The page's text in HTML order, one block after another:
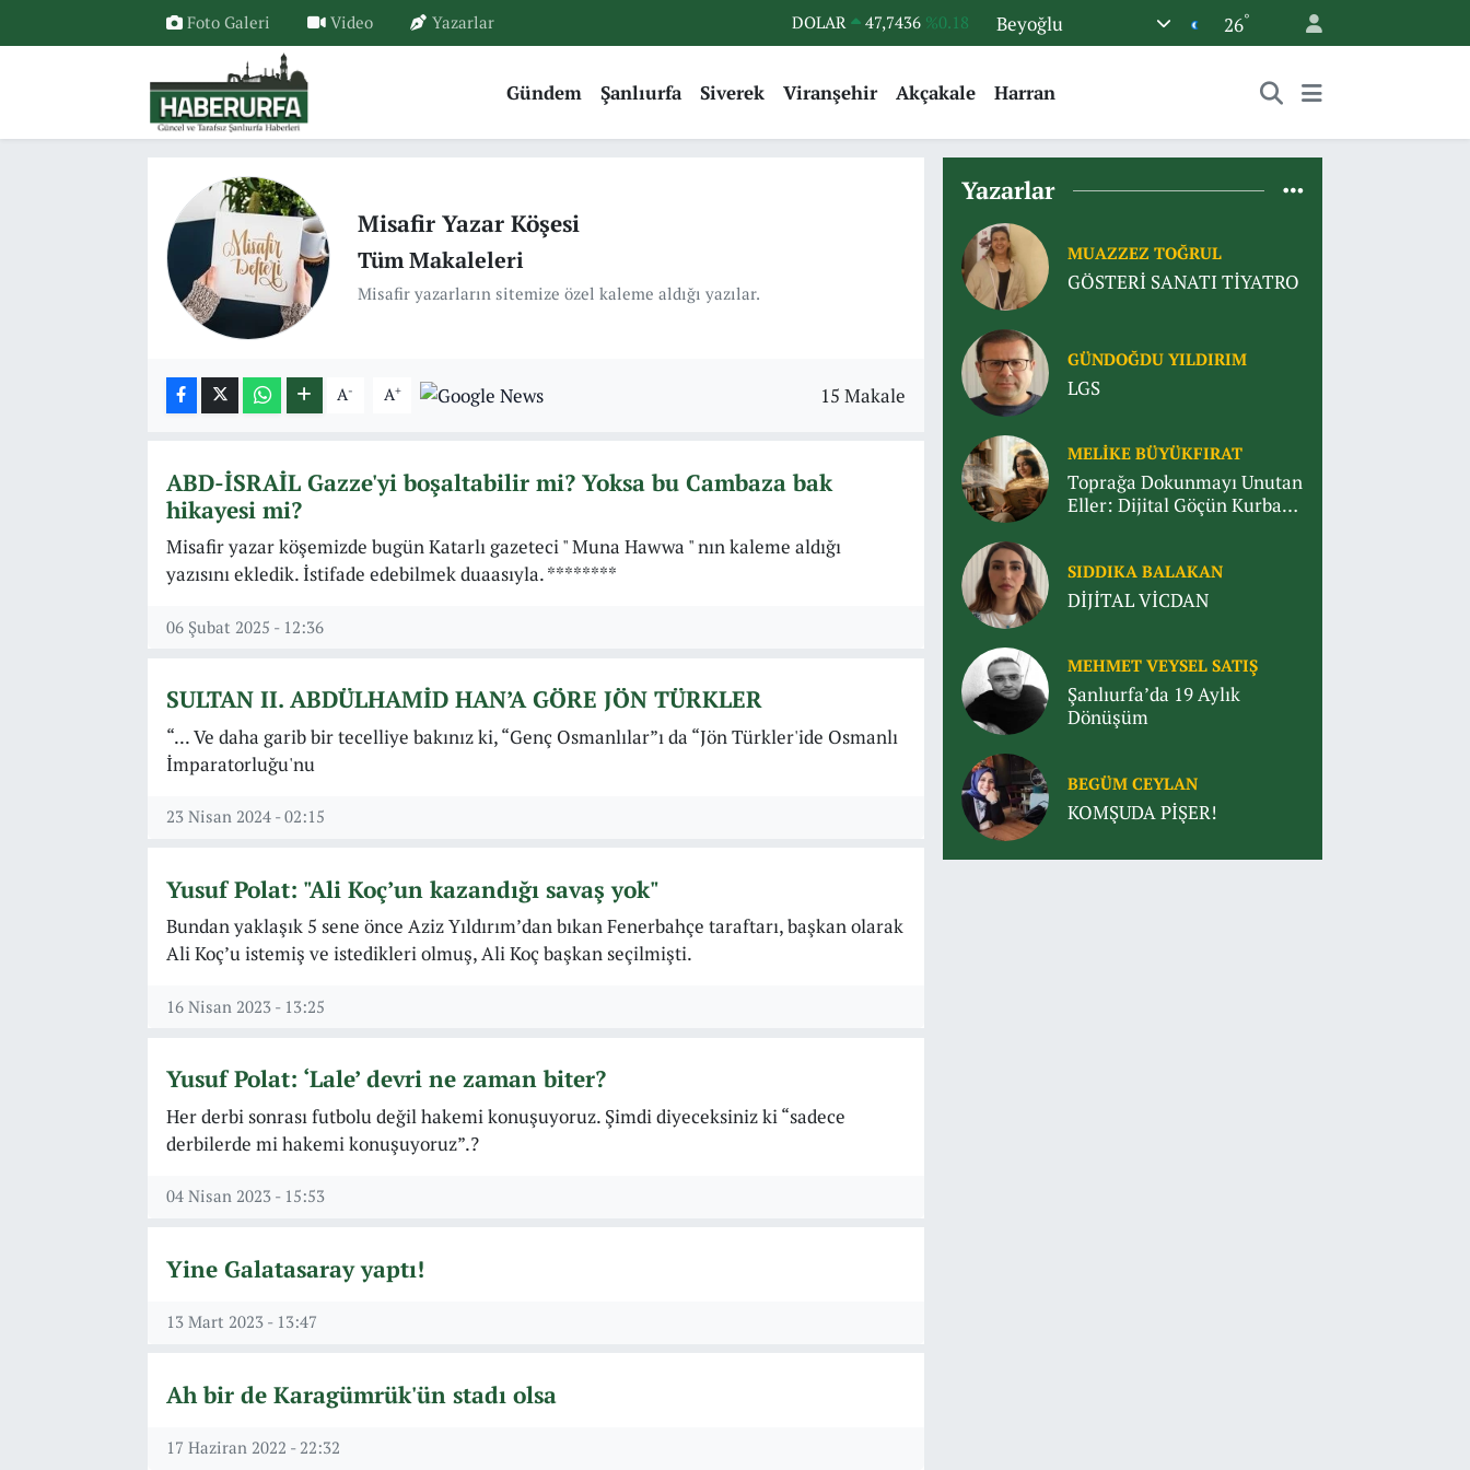
Foto Galeri Video Yazarlar DOLAR 47,7436 %0.18
STERLİN
64,4811 %0.38
GRAM ALTIN
6660.55 %0.03
%-14
Beyoğlu 26°
Gündem Şanlıurfa Siverek Viranşehir Akçakale Harran
Misafir Yazar Köşesi
Tüm Makaleleri
Misafir yazarların sitemize özel kaleme aldığı yazılar.
A- A+ 15 Makale
ABD-İSRAİL Gazze'yi boşaltabilir mi? Yoksa bu Cambaza bak
hikayesi mi?
Misafir yazar köşemizde bugün Katarlı gazeteci " Muna Hawwa " nın kaleme aldığı
yazısını ekledik. İstifade edebilmek duaasıyla. ********
06 Şubat 2025 - 12:36
SULTAN II. ABDÜLHAMİD HAN’A GÖRE JÖN TÜRKLER
“... Ve daha garib bir tecelliye bakınız ki, “Genç Osmanlılar”ı da “Jön Türkler'ide Osmanlı
İmparatorluğu'nu
23 Nisan 2024 - 02:15
Yusuf Polat: "Ali Koç’un kazandığı savaş yok"
Bundan yaklaşık 5 sene önce Aziz Yıldırım’dan bıkan Fenerbahçe taraftarı, başkan olarak
Ali Koç’u istemiş ve istedikleri olmuş, Ali Koç başkan seçilmişti.
16 Nisan 2023 - 13:25
Yusuf Polat: ‘Lale’ devri ne zaman biter?
Her derbi sonrası futbolu değil hakemi konuşuyoruz. Şimdi diyeceksiniz ki “sadece
derbilerde mi hakemi konuşuyoruz”.?
04 Nisan 2023 - 15:53
Yine Galatasaray yaptı!
13 Mart 2023 - 13:47
Ah bir de Karagümrük'ün stadı olsa
17 Haziran 2022 - 22:32
Yazarlar
MUAZZEZ TOĞRUL
GÖSTERİ SANATI TİYATRO
GÜNDOĞDU YILDIRIM
LGS
MELIKE BÜYÜKFIRAT
Toprağa Dokunmayı Unutan
Eller: Dijital Göçün Kurbanı
SIDDIKA BALAKAN
DİJİTAL VİCDAN
MEHMET VEYSEL SATIŞ
Şanlıurfa’da 19 Aylık
Dönüşüm
BEGÜM CEYLAN
KOMŞUDA PİŞER!